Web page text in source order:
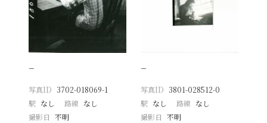
−
写真ID 3702-018069-1
駅 なし 路線 なし
撮影日
不明
−
写真ID 3801-028512-0
駅 なし 路線 なし
撮影日 不明